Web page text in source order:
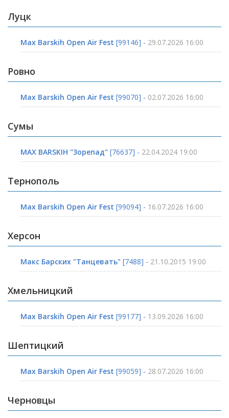
Луцк
Max Barskih Open Air Fest [99146] - 29.07.2026 16:00
Ровно
Max Barskih Open Air Fest [99070] - 02.07.2026 16:00
Сумы
MAX BARSKIH "Зорепад" [76637] - 22.04.2024 19:00
Тернополь
Max Barskih Open Air Fest [99094] - 16.07.2026 16:00
Херсон
Макс Барских "Танцевать" [7488] - 21.10.2015 19:00
Хмельницкий
Max Barskih Open Air Fest [99177] - 13.09.2026 16:00
Шептицкий
Max Barskih Open Air Fest [99059] - 28.07.2026 16:00
Черновцы